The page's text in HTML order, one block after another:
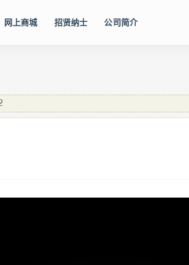
网上商城 招贤纳士 公司简介